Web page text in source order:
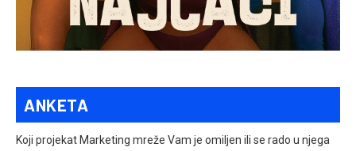
ANKETA
Koji projekat Marketing mreže Vam je omiljen ili se rado u njega